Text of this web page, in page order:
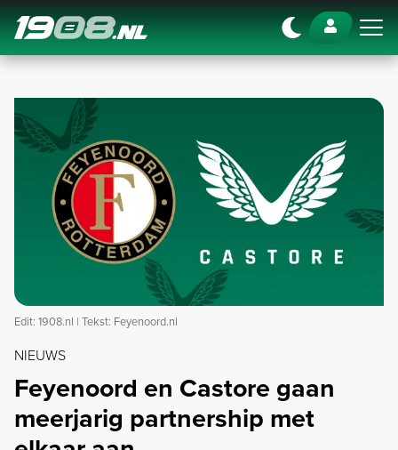
Navigation
Edit: 1908.nl | Tekst: Feyenoord.nl
NIEUWS
Feyenoord en Castore gaan
meerjarig partnership met